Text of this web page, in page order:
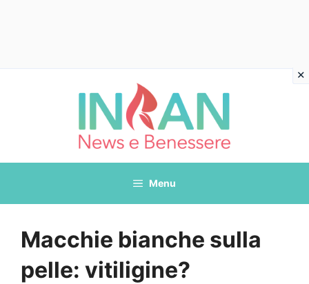
Menu
Macchie bianche sulla
pelle: vitiligine?